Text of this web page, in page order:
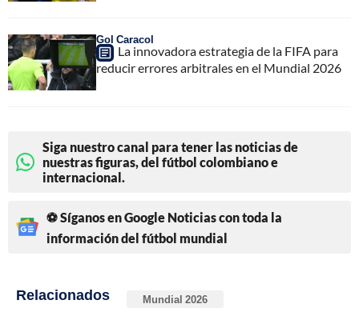
Gol Caracol
La innovadora estrategia de la FIFA para
reducir errores arbitrales en el Mundial 2026
Siga nuestro canal para tener las noticias de
nuestras figuras, del fútbol colombiano e
internacional.
⚽ Síganos en Google Noticias con toda la
información del fútbol mundial
Relacionados Mundial 2026